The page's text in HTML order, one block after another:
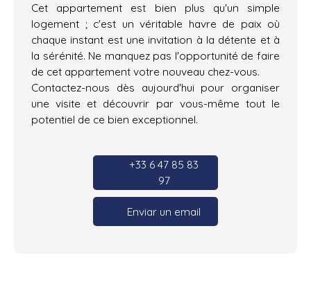
Cet appartement est bien plus qu'un simple
logement ; c'est un véritable havre de paix où
chaque instant est une invitation à la détente et à
la sérénité. Ne manquez pas l'opportunité de faire
de cet appartement votre nouveau chez-vous.
Contactez-nous dès aujourd'hui pour organiser
une visite et découvrir par vous-même tout le
potentiel de ce bien exceptionnel.
+33 6 47 85 83
97
Enviar un email